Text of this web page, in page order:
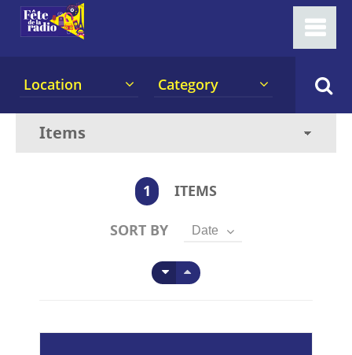
Location Category
1
ITEMS
SORT BY
Date